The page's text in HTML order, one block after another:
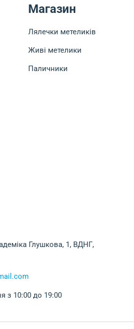
Магазин
Лялечки метеликів
Живі метелики
Паличники
Глушкова, 1, ВДНГ,
з 10:00 до 19:00